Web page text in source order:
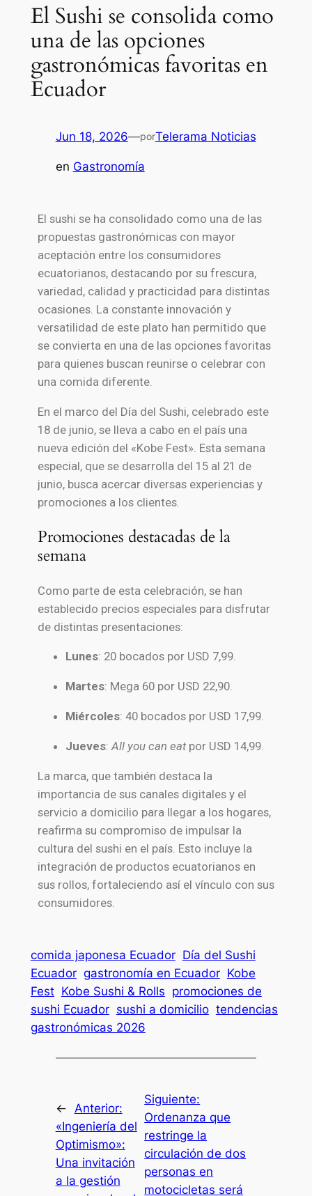
El Sushi se consolida como
una de las opciones
gastronómicas favoritas en
Ecuador
Jun 18, 2026—porTelerama Noticias
en Gastronomía
El sushi se ha consolidado como una de las
propuestas gastronómicas con mayor
aceptación entre los consumidores
ecuatorianos, destacando por su frescura,
variedad, calidad y practicidad para distintas
ocasiones. La constante innovación y
versatilidad de este plato han permitido que
se convierta en una de las opciones favoritas
para quienes buscan reunirse o celebrar con
una comida diferente.
En el marco del Día del Sushi, celebrado este
18 de junio, se lleva a cabo en el país una
nueva edición del «Kobe Fest». Esta semana
especial, que se desarrolla del 15 al 21 de
junio, busca acercar diversas experiencias y
promociones a los clientes.
Promociones destacadas de la
semana
Como parte de esta celebración, se han
establecido precios especiales para disfrutar
de distintas presentaciones:
Lunes: 20 bocados por USD 7,99.
Martes: Mega 60 por USD 22,90.
Miércoles: 40 bocados por USD 17,99.
Jueves: All you can eatpor USD 14,99.
La marca, que también destaca la
importancia de sus canales digitales y el
servicio a domicilio para llegar a los hogares,
reafirma su compromiso de impulsar la
cultura del sushi en el país. Esto incluye la
integración de productos ecuatorianos en
sus rollos, fortaleciendo así el vínculo con sus
consumidores.
comida japonesa Ecuador Día del Sushi
Ecuador gastronomía en Ecuador Kobe
Fest Kobe Sushi & Rolls promociones de
sushi Ecuador sushi a domicilio tendencias
gastronómicas 2026
← Anterior:
«Ingeniería del
Optimismo»:
Una invitación
a la gestión
Siguiente:
Ordenanza que
restringe la
circulación de dos
personas en
motocicletas será